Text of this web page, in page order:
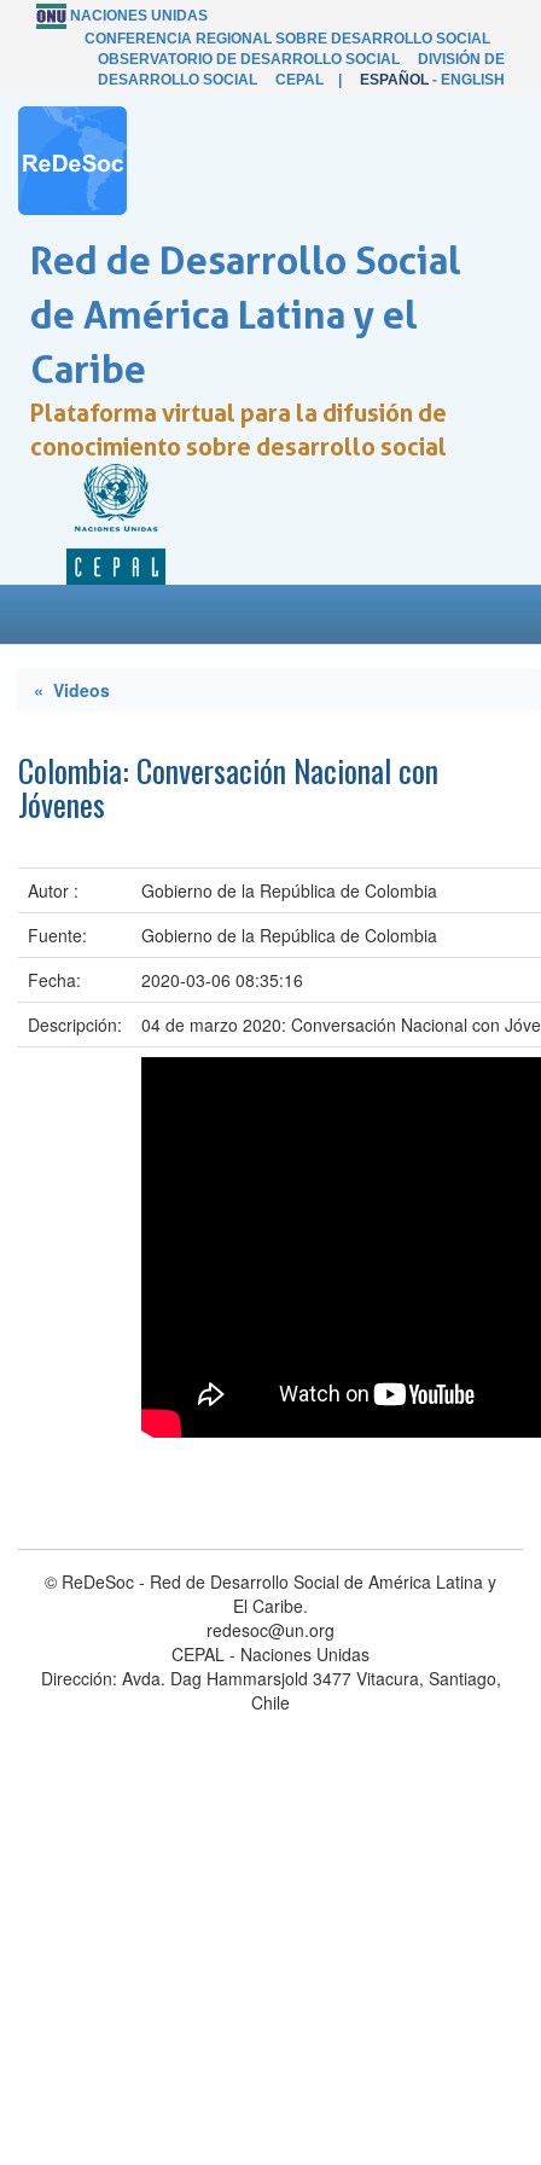
NACIONES UNIDAS
CONFERENCIA REGIONAL SOBRE DESARROLLO SOCIAL
OBSERVATORIO DE DESARROLLO SOCIAL
DIVISIÓN DE
DESARROLLO SOCIAL
CEPAL ESPAÑOL - ENGLISH
Red de Desarrollo Social
de América Latina y el
Caribe
Plataforma virtual para la difusión de
conocimiento sobre desarrollo social
« Videos
Colombia: Conversación Nacional con
Jóvenes
Autor :
Gobierno de la República de Colombia
Fuente:
Gobierno de la República de Colombia
Fecha:
2020-03-06 08:35:16
Descripción:
04 de marzo 2020: Conversación Nacional con
© ReDeSoc - Red de Desarrollo Social de América Latina y
El Caribe.
redesoc@un.org
CEPAL - Naciones Unidas
Dirección: Avda. Dag Hammarsjold 3477 Vitacura, Santiago,
Chile